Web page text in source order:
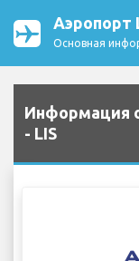
Аэропорт
Основная
Информация
- LIS